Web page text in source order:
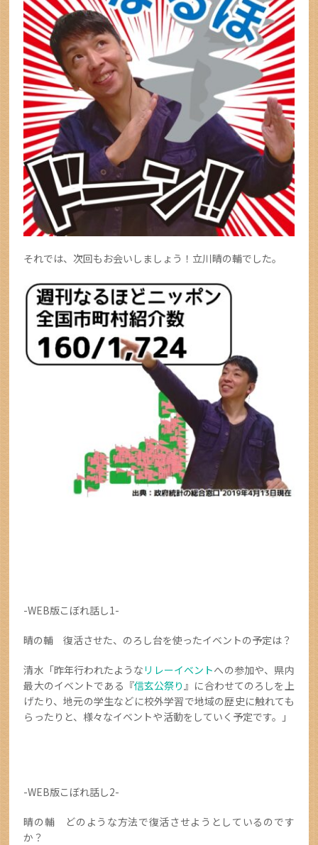
それでは、次回もお会いしましょう！立川晴の輔でした。
-WEB版こぼれ話し1-
晴の輔 復活させた、のろし台を使ったイベントの予定は？
清水「昨年行われたような リレーイベントへの参加や、県内
最大のイベントである『信玄公祭り 』に合わせてのろしを上
げたり、地元の学生などに校外学習で地域の歴史に触れても
らったりと、様々なイベントや活動をしていく予定です。」
-WEB版こぼれ話し2-
晴の輔 どのような方法で復活させようとしているのです
か？